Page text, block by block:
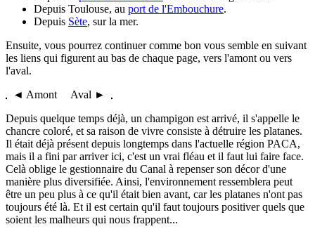
Depuis Toulouse, au port de l'Embouchure.
Depuis Sète, sur la mer.
Ensuite, vous pourrez continuer comme bon vous semble en suivant
les liens qui figurent au bas de chaque page, vers l'amont ou vers
l'aval.
◄ Amont Aval ►
Depuis quelque temps déjà, un champigon est arrivé, il s'appelle le
chancre coloré, et sa raison de vivre consiste à détruire les platanes.
Il était déjà présent depuis longtemps dans l'actuelle région PACA,
mais il a fini par arriver ici, c'est un vrai fléau et il faut lui faire face.
Celà oblige le gestionnaire du Canal à repenser son décor d'une
manière plus diversifiée. Ainsi, l'environnement ressemblera peut
être un peu plus à ce qu'il était bien avant, car les platanes n'ont pas
toujours été là. Et il est certain qu'il faut toujours positiver quels que
soient les malheurs qui nous frappent...